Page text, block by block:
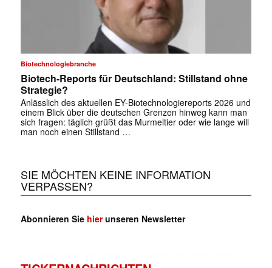
Biotechnologiebranche
Biotech-Reports für Deutschland: Stillstand ohne
Strategie?
Anlässlich des aktuellen EY-Biotechnologiereports 2026 und
einem Blick über die deutschen Grenzen hinweg kann man
sich fragen: täglich grüßt das Murmeltier oder wie lange will
man noch einen Stillstand …
SIE MÖCHTEN KEINE INFORMATION
VERPASSEN?
Abonnieren Sie hierunseren Newsletter